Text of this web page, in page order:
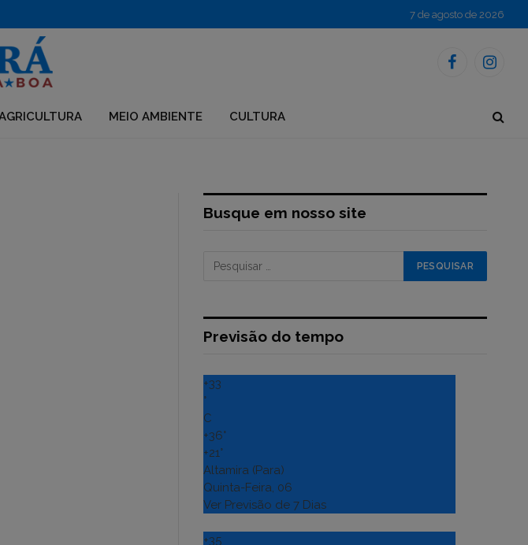
7 de agosto de 2026
Facebook
MEIO AMBIENTE CULTURA
Busque em nosso site
Previsão do tempo
+33
°
C
+36°
+21°
Altamira (Para)
Quinta-Feira, 06
Ver Previsão de 7 Dias
+35